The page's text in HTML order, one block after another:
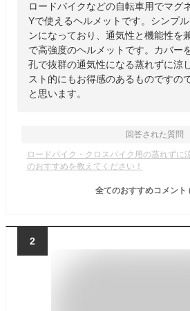
ロードバイクなどの自転車用でマグ
Yで使えるヘルメットです。シンプ
ンになっており、通気性と機能性を
で高強度のヘルメットです。カバー
孔で抜群の通気性になる蒸れずに涼
スト的にもお得感のあるものですの
と思います。
回答された質問
ロードバイク・クロスバイク用の蒸れずに
のおすすめを教えてください！
全てのおすすめコメント
2